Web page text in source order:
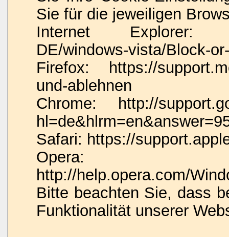
Sie für die jeweiligen
Internet Explorer:
DE/windows-vista/Block-
Firefox: https://
und-ablehnen
Chrome: http://
Safari: https://
Opera:
http://help.opera.com/
Bitte beachten Sie, dass
Funktionalität unserer